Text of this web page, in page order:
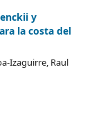
y
la costa del
Izaguirre, Raul